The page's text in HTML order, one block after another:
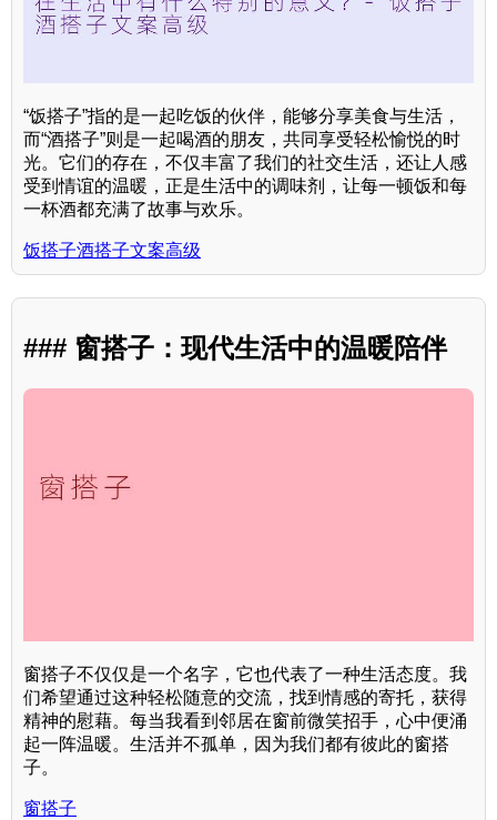
“饭搭子”指的是一起吃饭的伙伴，能够分享美食与生活，
而“酒搭子”则是一起喝酒的朋友，共同享受轻松愉悦的时
光。它们的存在，不仅丰富了我们的社交生活，还让人感
受到情谊的温暖，正是生活中的调味剂，让每一顿饭和每
一杯酒都充满了故事与欢乐。
饭搭子酒搭子文案高级
### 窗搭子：现代生活中的温暖陪伴
窗搭子不仅仅是一个名字，它也代表了一种生活态度。我
们希望通过这种轻松随意的交流，找到情感的寄托，获得
精神的慰藉。每当我看到邻居在窗前微笑招手，心中便涌
起一阵温暖。生活并不孤单，因为我们都有彼此的窗搭
子。
窗搭子